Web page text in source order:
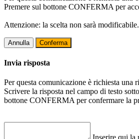
Premere sul bottone CONFERMA per
Attenzione: la scelta non sarà modificabile.
Annulla Conferma
Invia risposta
Per questa comunicazione è richiesta una
Scrivere la risposta nel campo di testo
bottone CONFERMA per confermare la
Inserire qui la